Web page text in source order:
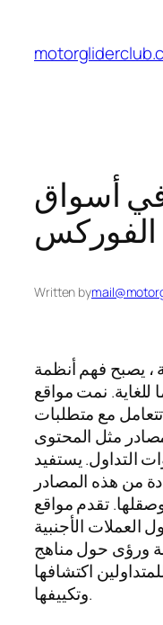
content
في أسواق
الفوركس
Written by
، يصبح فهم أنظمة
للغاية. نمت مواقع
مع متطلبات
مثل المحتوى
التداول. يستفيد
من هذه المصادر
تقدم مواقع
العملات الأجنبية
ورؤى حول مناهج
اكتشافها
وتكييفها.